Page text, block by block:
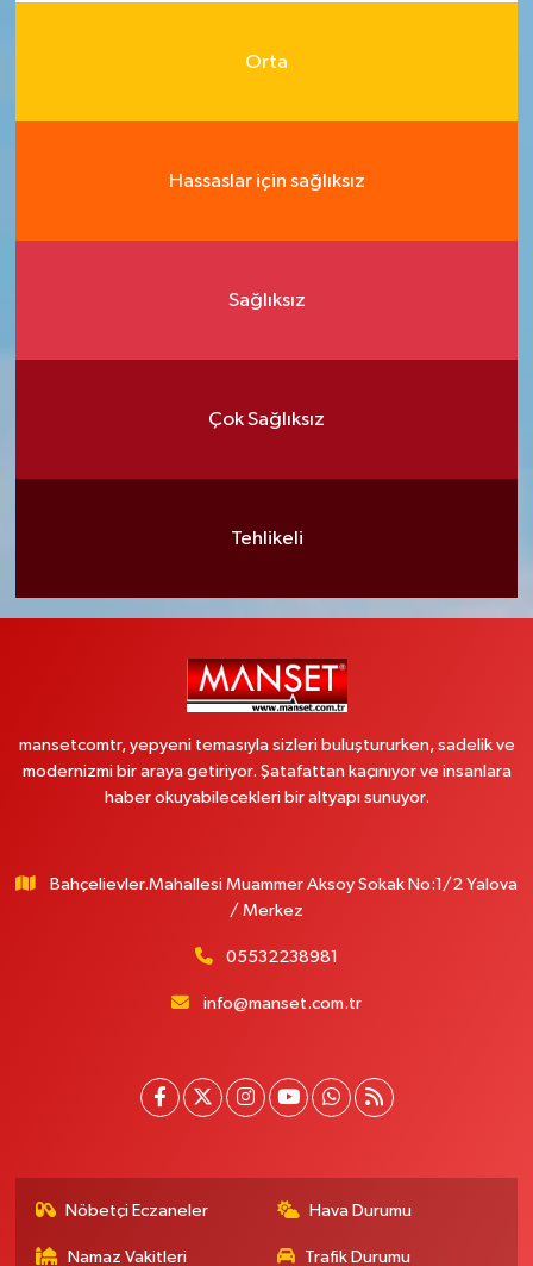
Orta
Hassaslar için sağlıksız
Sağlıksız
Çok Sağlıksız
Tehlikeli
mansetcomtr, yepyeni temasıyla sizleri buluştururken, sadelik ve
modernizmi bir araya getiriyor. Şatafattan kaçınıyor ve insanlara
haber okuyabilecekleri bir altyapı sunuyor.
Bahçelievler.Mahallesi Muammer Aksoy Sokak No:1/2 Yalova
/ Merkez
05532238981
info@manset.com.tr
Nöbetçi Eczaneler Hava Durumu
Namaz Vakitleri Trafik Durumu